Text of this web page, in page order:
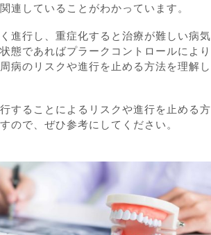
連していることがわかっています。
進行し、重症化すると治療が難しい病気
態であればプラークコントロールにより
病のリスクや進行を止める方法を理解し
することによるリスクや進行を止める方
ので、ぜひ参考にしてください。